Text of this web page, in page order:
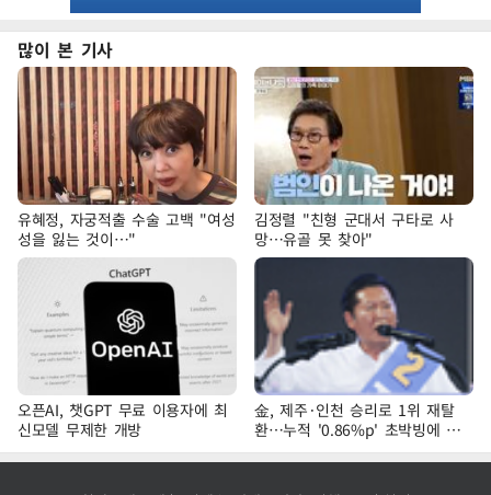
많이 본 기사
유혜정, 자궁적출 수술 고백 "여성
성을 잃는 것이…"
김정렬 "친형 군대서 구타로 사
망…유골 못 찾아"
오픈AI, 챗GPT 무료 이용자에 최
신모델 무제한 개방
金, 제주·인천 승리로 1위 재탈
환…누적 '0.86%p' 초박빙에 호
남 표심 주목